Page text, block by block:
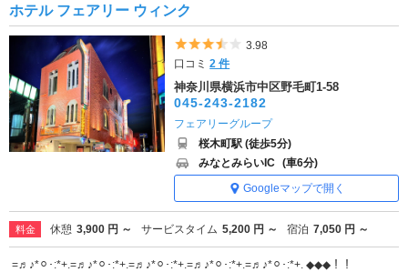
ホテル フェアリー ウィンク
5つ星のうち3.5
3.98
口コミ2 件
神奈川県横浜市中区野毛町1-58
045-243-2182
フェアリーグループ
桜木町駅 (徒歩5分)
みなとみらいIC (車6分)
Googleマップで開く
料金 休憩 3,900 円 ～ サービスタイム 5,200 円 ～ 宿泊 7,050 円 ～
=♬♪*⚪︎･:*+.=♬♪*⚪︎･:*+.=♬♪*⚪︎･:*+.=♬♪*⚪︎･:*+.=♬♪*⚪︎･:*+. ◆◆◆！！